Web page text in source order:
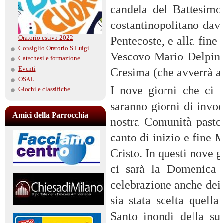
Oratorio estivo 2022
Consiglio Oratorio S.Luigi
Catechesi e formazione
Eventi
OSAL
Giochi e classifiche
Amici della Parrocchia
candela del
costantinopolitano
Pentecoste, e alla
Vescovo Mario
Cresima (che avverrà
I nove giorni che ci
saranno giorni di
nostra Comunità
canto di inizio e fine
Cristo. In questi nove
ci sarà la
celebrazione anche
sia stata scelta
Santo inondi della